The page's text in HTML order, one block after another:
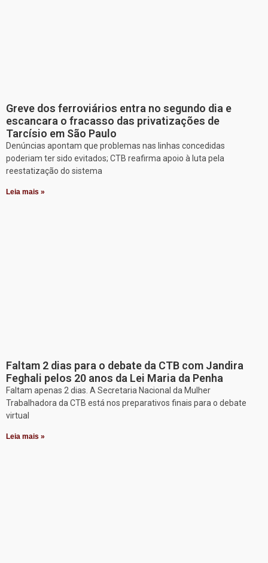
Greve dos ferroviários entra no segundo dia e
escancara o fracasso das privatizações de
Tarcísio em São Paulo
Denúncias apontam que problemas nas linhas concedidas
poderiam ter sido evitados; CTB reafirma apoio à luta pela
reestatização do sistema
Leia mais »
Faltam 2 dias para o debate da CTB com Jandira
Feghali pelos 20 anos da Lei Maria da Penha
Faltam apenas 2 dias. A Secretaria Nacional da Mulher
Trabalhadora da CTB está nos preparativos finais para o debate
virtual
Leia mais »